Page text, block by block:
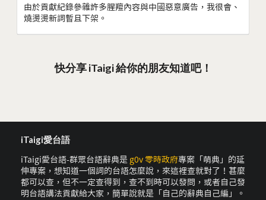
由於貢獻紀錄參雜許多腥羶內容與中國惡意廣告，我很會、
燒燙燙新詞暫且下架。
快分享 iTaigi 給你的朋友知道吧！
iTaigi愛台語
iTaigi愛台語-群眾台語辭典是 g0v 零時政府專案「萌典」的延
伸專案，想知道一個詞的台語怎麼說，來這裡查就對了！甚麼
都可以查，但不一定查得到，查不到時可以發問，或者自己發
明台語講法貢獻給大家，簡單說就是「自己的辭典自己編」。